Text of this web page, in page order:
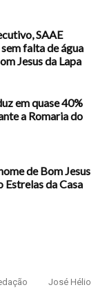
SAAE
falta de água
Jesus da Lapa
em quase 40%
a Romaria do
de Bom Jesus
Estrelas da Casa
José Hélio